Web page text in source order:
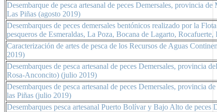
Desembarque de pesca artesanal de peces Demersales, provincia
Las Piñas (agosto 2019)
Desembarques de peces demersales bentónicos realizado por la
pesqueros de Esmeraldas, La Poza, Bocana de Lagarto,
Caracterización de artes de pesca de los Recursos de Aguas
2019)
Desembarques de pesca artesanal de peces Demersales, provincia
Rosa-Anconcito) (julio 2019)
Desembarques de pesca artesanal de peces Demersales, provincia
las Piñas (julio 2019)
Desembarques pesca artesanal Puerto Bolívar y Bajo Alto de peces